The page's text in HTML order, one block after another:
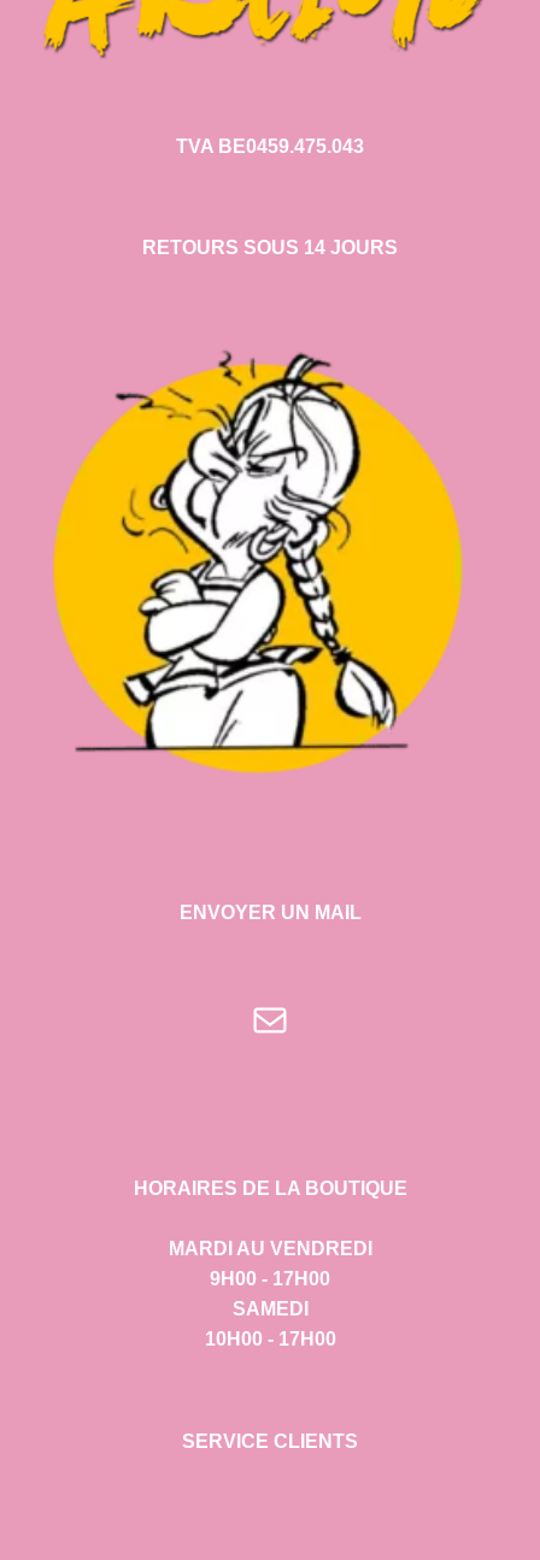
TVA BE0459.475.043
RETOURS SOUS 14 JOURS
ENVOYER UN MAIL
E-mail
HORAIRES DE LA BOUTIQUE
MARDI AU VENDREDI
9H00 - 17H00
SAMEDI
10H00 - 17H00
SERVICE CLIENTS